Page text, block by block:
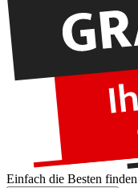
Einfach die Besten finden